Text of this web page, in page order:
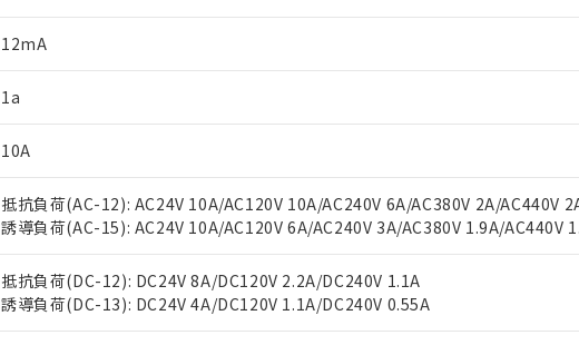
12mA
1a
10A
抵抗負荷(AC-12): AC24V 10A/AC120V 10A/AC240V 6A/AC380V 2A/AC440V
誘導負荷(AC-15): AC24V 10A/AC120V 6A/AC240V 3A/AC380V 1.9A/AC440V
抵抗負荷(DC-12): DC24V 8A/DC120V 2.2A/DC240V 1.1A
誘導負荷(DC-13): DC24V 4A/DC120V 1.1A/DC240V 0.55A
以下の条件をお読みいただき、同意のうえご利用ください。
くものです。
在庫状況および標準価格照会結果は、記載している更新日時点での社
正式な納期状況および標準価格はお客様のお取引先、またはお客様担
当社販売員にご相談ください。
オムロン制御機器販売店や当社販売拠点は「 販売ネットワーク
」を
す。
マイパーツ機能（部品リスト作成サービス）をご利用いただくには、
ている必要があります。
*EU RoHS指令（10物質）：
鉛(Pb) 1000ppm以下、 水銀(Hg) 1000ppm以下、 カドミウム(Cd) 100ppm以下、
ル（DBP） 1000ppm以下、フタル酸ジイソブチル (DIBP) 1000ppm以下
フタル酸エステル類の４物質については閾値を超える意図的な使用がないことを確認しています。
※2 対応予定月
「○」：最大均質材料含有率が中国RoHSの基準値以下であることを示しま
「×」：最大均質材料含有率が中国RoHSの基準値を超えていることを示し
「－」：未確認です。当社販売部門へお問い合わせください。
Cr(Ⅵ)(六価クロム) : 1000ppm、 PBBs(ポリ臭化ビフェニル類) : 1000ppm、 PBDEs(ポリ臭化ジ
DEHP(フタル酸ビス(2-エチルヘキシル)) : 1000ppm
※2 環境保護使用期限
「ｅ」：有害物質（10物質）のすべてが基準値以下であることを示します。
「10」：通常の使用状況下において有害物質が外部に漏えいし、環境に深
う）を輸出または国外への提供する場合は、日本国政府の輸出許可(ま
当社は規制貨物を破棄する場合は、完全に破砕するなど、違法に輸出
当社は貴社製品を、核兵器、ミサイル、化学兵器、生物兵器またはそ
置等に一切使用いたしません。
当社は、貴社製品を第三者に販売する場合は、上記1、2および3の内
また当社は、販売先および販売に係わる関係者が違法に輸出するおそ
△ 一定数には満たないが在庫あり
－
在庫なし(最新の在庫状況については、お客様のお取引先、または
機器販売店・当社販売員にご確認ください)